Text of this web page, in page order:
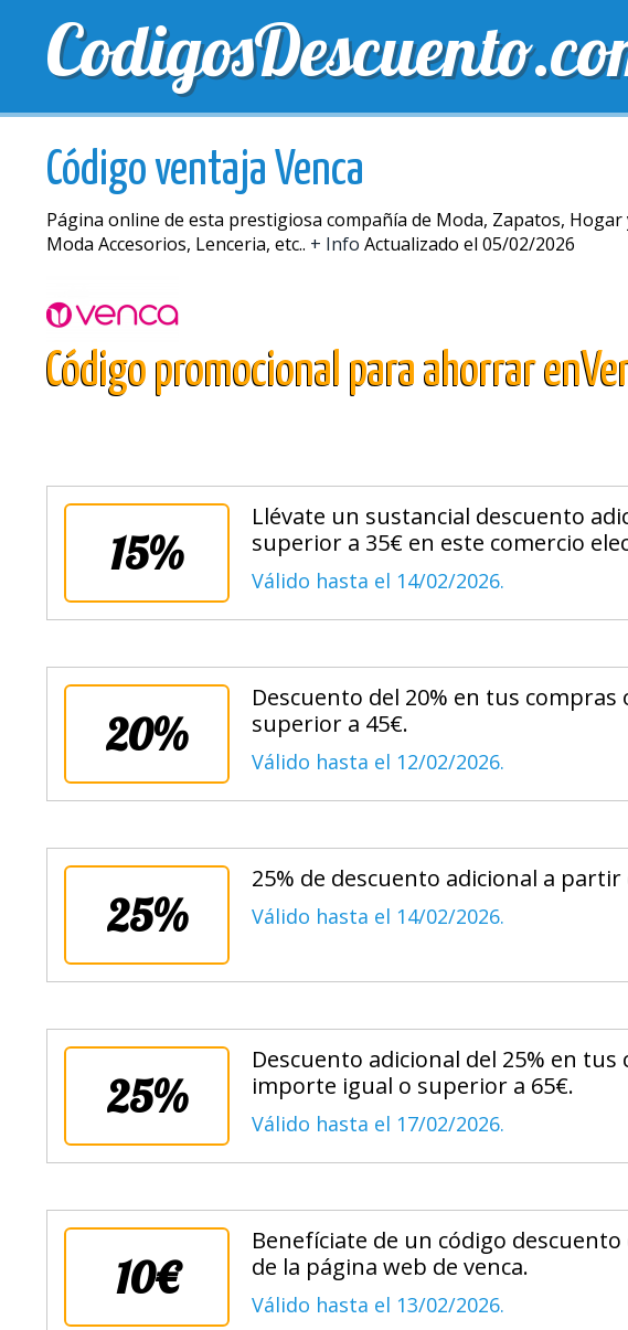
MEJORES CUPONES
Código ventaja Venca
Página online de esta prestigiosa compañía de Moda, Zapatos, Hogar
Moda Accesorios, Lenceria, etc.. + Info Actualizado el 05/02/2026
Código promocional para ahorrar
15%
Llévate un sustancial descuento
superior a 35€ en este comercio
Válido hasta el 14/02/2026.
20%
Descuento del 20% en tus
superior a 45€.
Válido hasta el 12/02/2026.
25%
25% de descuento adicional a
Válido hasta el 14/02/2026.
25%
Descuento adicional del 25% en
importe igual o superior a 65€.
Válido hasta el 17/02/2026.
10€
Benefíciate de un código
de la página web de venca.
Válido hasta el 13/02/2026.